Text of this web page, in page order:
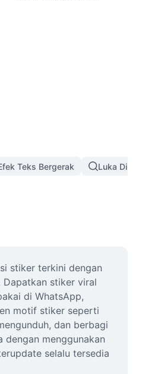
Teks Bergerak Luka Di Wajah
stiker terkini dengan
stiker viral
di WhatsApp,
motif stiker seperti
dan berbagi
menggunakan
selalu tersedia